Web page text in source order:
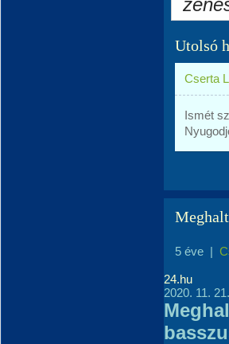
Utolsó
Cserta
Ismét
5 éve |
24.hu
2020. 11.